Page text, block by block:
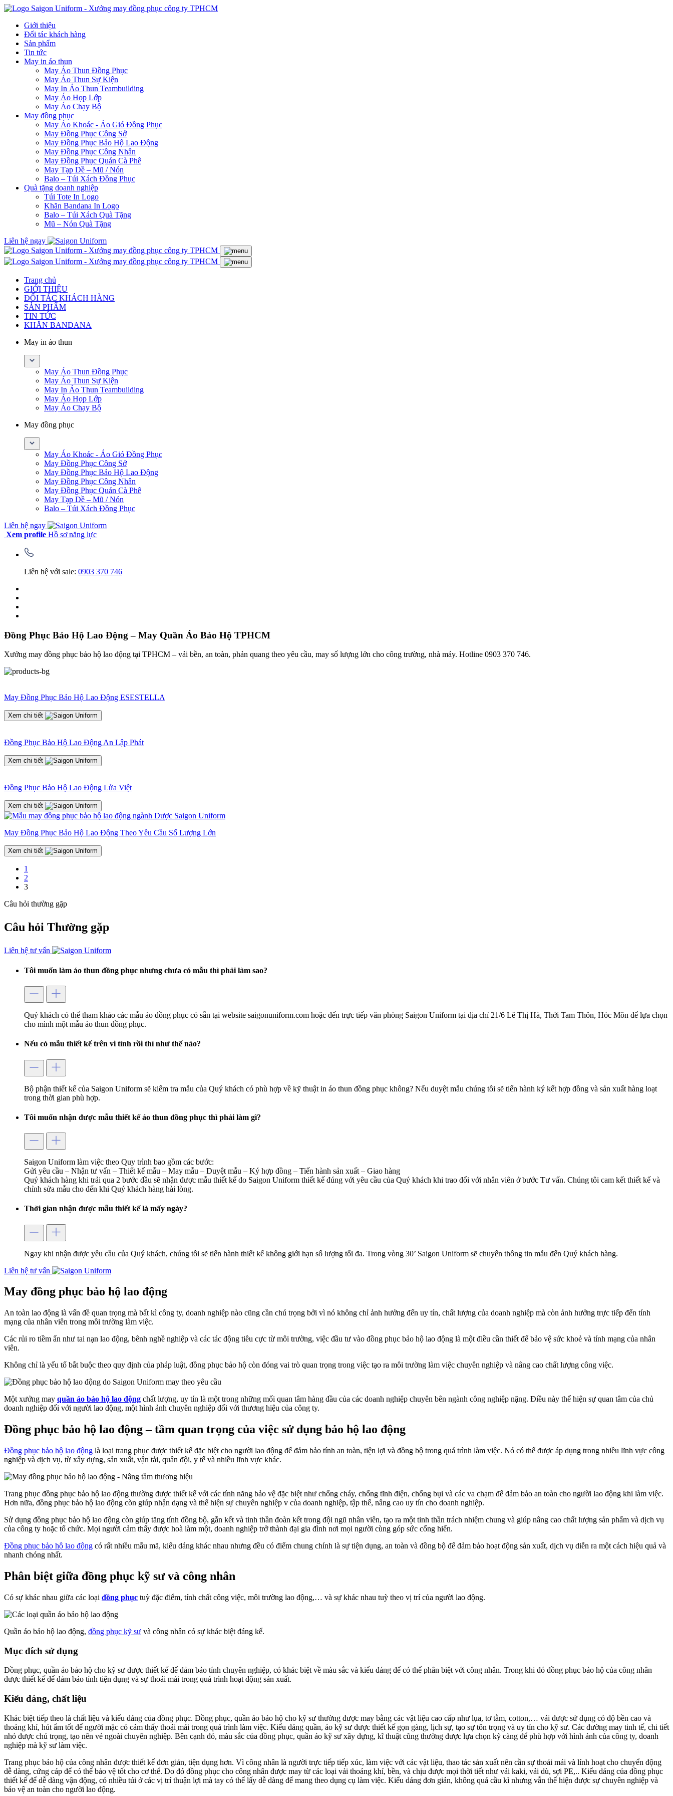
Giới thiệu
Đối tác khách hàng
Sản phẩm
Tin tức
May in áo thun
May Áo Thun Đồng Phục
May Áo Thun Sự Kiện
May In Áo Thun Teambuilding
May Áo Họp Lớp
May Áo Chạy Bộ
May đồng phục
May Áo Khoác - Áo Gió Đồng Phục
May Đồng Phục Công Sở
May Đồng Phục Bảo Hộ Lao Động
May Đồng Phục Công Nhân
May Đồng Phục Quán Cà Phê
May Tạp Dề – Mũ / Nón
Balo – Túi Xách Đồng Phục
Quà tặng doanh nghiệp
Túi Tote In Logo
Khăn Bandana In Logo
Balo – Túi Xách Quà Tặng
Mũ – Nón Quà Tặng
Liên hệ ngay
Trang chủ
GIỚI THIỆU
ĐỐI TÁC KHÁCH HÀNG
SẢN PHẨM
TIN TỨC
KHĂN BANDANA
May in áo thun
May Áo Thun Đồng Phục
May Áo Thun Sự Kiện
May In Áo Thun Teambuilding
May Áo Họp Lớp
May Áo Chạy Bộ
May đồng phục
May Áo Khoác - Áo Gió Đồng Phục
May Đồng Phục Công Sở
May Đồng Phục Bảo Hộ Lao Động
May Đồng Phục Công Nhân
May Đồng Phục Quán Cà Phê
May Tạp Dề – Mũ / Nón
Balo – Túi Xách Đồng Phục
Liên hệ ngay
Xem profile Hồ sơ năng lực
Liên hệ với sale: 0903 370 746
Đồng Phục Bảo Hộ Lao Động – May Quần Áo Bảo Hộ TPHCM
Xưởng may đồng phục bảo hộ lao động tại TPHCM – vải bền, an toàn, phản quang theo yêu cầu, may số lượng lớn cho công trường, nhà máy. Hotline 0903 370 746.
May Đồng Phục Bảo Hộ Lao Động ESESTELLA
Xem chi tiết
Đồng Phục Bảo Hộ Lao Động An Lập Phát
Xem chi tiết
Đồng Phục Bảo Hộ Lao Động Lửa Việt
Xem chi tiết
May Đồng Phục Bảo Hộ Lao Động Theo Yêu Cầu Số Lượng Lớn
Xem chi tiết
1
2
3
Câu hỏi thường gặp
Câu hỏi Thường gặp
Liên hệ tư vấn
Tôi muốn làm áo thun đồng phục nhưng chưa có mẫu thì phải làm sao?
Quý khách có thể tham khảo các mẫu áo đồng phục có sẵn tại website saigonuniform.com hoặc đến trực tiếp văn phòng Saigon Uniform tại địa chỉ 21/6 Lê Thị Hà, Thới Tam Thôn, Hóc Môn để lựa chọn
cho mình một mẫu áo thun đồng phục.
Nếu có mẫu thiết kế trên vi tính rồi thì như thế nào?
Bộ phận thiết kế của Saigon Uniform sẽ kiểm tra mẫu của Quý khách có phù hợp về kỹ thuật in áo thun đồng phục không? Nếu duyệt mẫu chúng tôi sẽ tiến hành ký kết hợp đồng và sản xuất hàng loạt
trong thời gian phù hợp.
Tôi muốn nhận được mẫu thiết kế áo thun đồng phục thì phải làm gì?
Saigon Uniform làm việc theo Quy trình bao gồm các bước:
Gửi yêu cầu – Nhận tư vấn – Thiết kế mẫu – May mẫu – Duyệt mẫu – Ký hợp đồng – Tiến hành sản xuất – Giao hàng
Quý khách hàng khi trải qua 2 bước đầu sẽ nhận được mẫu thiết kế do Saigon Uniform thiết kế đúng với yêu cầu của Quý khách khi trao đổi với nhân viên ở bước Tư vấn. Chúng tôi cam kết thiết kế và
chỉnh sửa mẫu cho đến khi Quý khách hàng hài lòng.
Thời gian nhận được mẫu thiết kế là mấy ngày?
Ngay khi nhận được yêu cầu của Quý khách, chúng tôi sẽ tiến hành thiết kế không giới hạn số lượng tối đa. Trong vòng 30’ Saigon Uniform sẽ chuyển thông tin mẫu đến Quý khách hàng.
Liên hệ tư vấn
May đồng phục bảo hộ lao động
An toàn lao động là vấn đề quan trọng mà bất kì công ty, doanh nghiệp nào cũng cần chú trọng bởi vì nó không chỉ ảnh hưởng đến uy tín, chất lượng của doanh nghiệp mà còn ảnh hưởng trực tiếp đến tính
mạng của nhân viên trong môi trường làm việc.
Các rủi ro tiềm ẩn như tai nạn lao động, bênh nghề nghiệp và các tác động tiêu cực từ môi trường, việc đầu tư vào đồng phục bảo hộ lao động là một điều cần thiết để bảo vệ sức khoẻ và tính mạng của nhân
viên.
Không chỉ là yếu tố bắt buộc theo quy định của pháp luật, đồng phục bảo hộ còn đóng vai trò quan trọng trong việc tạo ra môi trường làm việc chuyên nghiệp và nâng cao chất lượng công việc.
Một xưởng may quần áo bảo hộ lao động chất lượng, uy tín là một trong những mối quan tâm hàng đầu của các doanh nghiệp chuyên bên ngành công nghiệp nặng. Điều này thể hiện sự quan tâm của chủ
doanh nghiệp đối với người lao động, một hình ảnh chuyên nghiệp đối với thương hiệu của công ty.
Đồng phục bảo hộ lao động – tầm quan trọng của việc sử dụng bảo hộ lao động
Đồng phục bảo hộ lao động là loại trang phục được thiết kế đặc biệt cho người lao động để đảm bảo tính an toàn, tiện lợi và đồng bộ trong quá trình làm việc. Nó có thể được áp dụng trong nhiều lĩnh vực công
nghiệp và dịch vụ, từ xây dựng, sản xuất, vận tải, quân đội, y tế và nhiều lĩnh vực khác.
Trang phục đồng phục bảo hộ lao động thường được thiết kế với các tính năng bảo vệ đặc biệt như chống cháy, chống tĩnh điện, chống bụi và các va chạm để đảm bảo an toàn cho người lao động khi làm việc.
Hơn nữa, đồng phục bảo hộ lao động còn giúp nhận dạng và thể hiện sự chuyên nghiệp v của doanh nghiệp, tập thể, nâng cao uy tín cho doanh nghiệp.
Sử dụng đồng phục bảo hộ lao động còn giúp tăng tính đồng bộ, gắn kết và tinh thần đoàn kết trong đội ngũ nhân viên, tạo ra một tinh thần trách nhiệm chung và giúp nâng cao chất lượng sản phẩm và dịch vụ
của công ty hoặc tổ chức. Mọi người cảm thấy được hoà làm một, doanh nghiệp trở thành đại gia đình nơi mọi người cùng góp sức cống hiến.
Đồng phục bảo hộ lao động có rất nhiều mẫu mã, kiểu dáng khác nhau nhưng đều có điểm chung chính là sự tiện dụng, an toàn và đồng bộ để đảm bảo hoạt động sản xuất, dịch vụ diễn ra một cách hiệu quả và
nhanh chóng nhất.
Phân biệt giữa đồng phục kỹ sư và công nhân
Có sự khác nhau giữa các loại đồng phục tuỳ đặc điểm, tính chất công việc, môi trường lao động,… và sự khác nhau tuỳ theo vị trí của người lao động.
Quần áo bảo hộ lao động, đồng phục kỹ sư và công nhân có sự khác biệt đáng kể.
Mục đích sử dụng
Đồng phục, quần áo bảo hộ cho kỹ sư được thiết kế để đảm bảo tính chuyên nghiệp, có khác biệt về màu sắc và kiểu đáng để có thể phân biệt với công nhân. Trong khi đó đồng phục bảo hộ của công nhân
được thiết kế để đảm bảo tính tiện dụng và sự thoải mái trong quá trình hoạt động sản xuất.
Kiểu dáng, chất liệu
Khác biệt tiếp theo là chất liệu và kiểu dáng của đồng phục. Đồng phục, quần áo bảo hộ cho kỹ sư thường được may bằng các vật liệu cao cấp như lụa, tơ tằm, cotton,… vải được sử dụng có độ bền cao và
thoáng khí, hút ẩm tốt để người mặc có cảm thấy thoải mái trong quá trình làm việc. Kiểu dáng quần, áo kỹ sư được thiết kế gọn gàng, lịch sự, tạo sự tôn trọng và uy tín cho kỹ sư. Các đường may tinh tế, chi tiết
nhỏ được chú trọng, tạo nên vẻ ngoài chuyên nghiệp. Bên cạnh đó, màu sắc của đồng phục, quần áo kỹ sư xây dựng, kĩ thuật cũng thường được lựa chọn kỹ càng để phù hợp với hình ảnh của công ty, doanh
nghiệp mà kỹ sư làm việc.
Trang phục bảo hộ của công nhân được thiết kế đơn giản, tiện dụng hơn. Vì công nhân là người trực tiếp tiếp xúc, làm việc với các vật liệu, thao tác sản xuất nên cần sự thoải mái và lính hoạt cho chuyển động
dễ dàng, cứng cáp để có thể bảo vệ tốt cho cơ thể. Do đó đồng phục cho công nhân được may từ các loại vải thoáng khí, bền, và chịu được mọi thời tiết như vải kaki, vải dù, sợi PE,.. Kiểu dáng của đồng phục
thiết kế để dễ dàng vận động, có nhiều túi ở các vị trí thuận lợi mà tay có thể lấy dễ dàng để mang theo dụng cụ làm việc. Kiểu dáng đơn giản, không quá cầu kì nhưng vẫn thể hiện được sự chuyên nghiệp và
bảo vệ an toàn cho người lao động.